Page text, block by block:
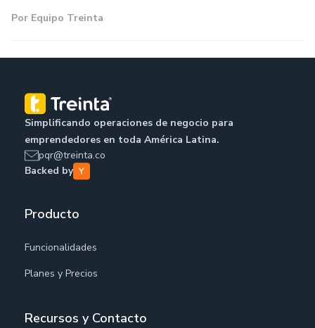
Por Equipo Treinta
Simplificando operaciones de negocio para
emprendedores en toda América Latina.
pqr@treinta.co
Backed by
Producto
Funcionalidades
Planes y Precios
Recursos y Contacto